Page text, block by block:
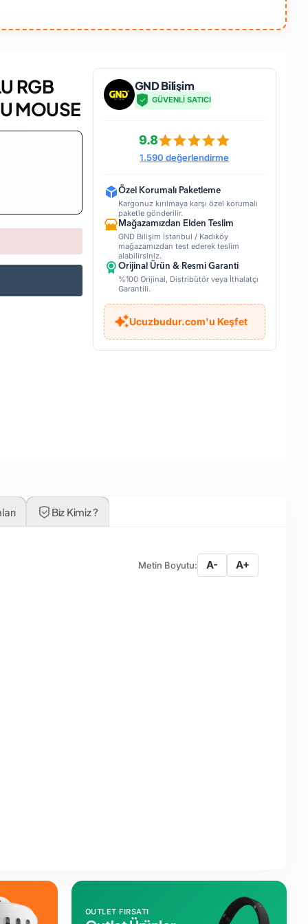
RGB
MOUSE
GND Bilişim
GÜVENLİ SATICI
9.8
1.590 değerlendirme
Özel Korumalı Paketleme
Kargonuz kırılmaya karşı özel korumalı
paketle gönderilir.
Mağazamızdan Elden Teslim
GND Bilişim İstanbul / Kadıköy
mağazamızdan test ederek teslim
alabilirsiniz.
Orijinal Ürün & Resmi Garanti
%100 Orijinal, Distribütör veya İthalatçı
Garantili.
Ucuzbudur.com'u Keşfet
Biz Kimiz ?
Metin Boyutu: A- A+
OUTLET FIRSATI